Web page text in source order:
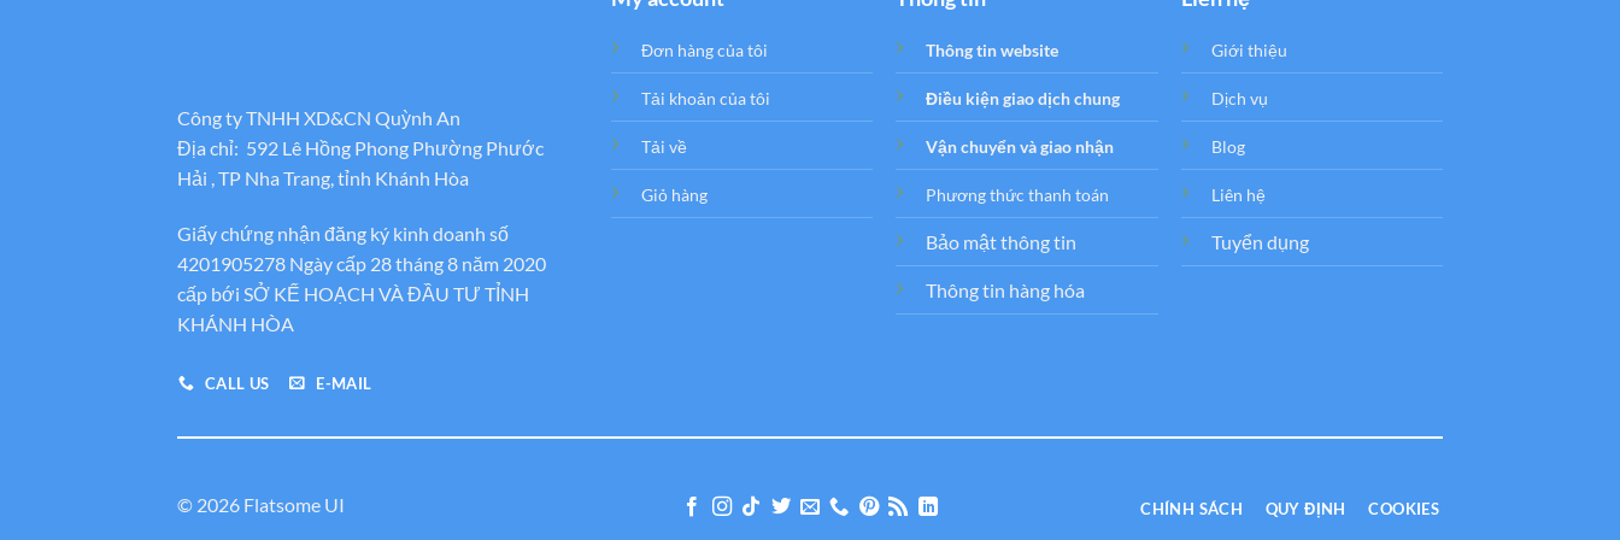
Công ty TNHH XD&CN Quỳnh An
Địa chỉ: 592 Lê Hồng Phong Phường Phước
Hải , TP Nha Trang, tỉnh Khánh Hòa
Giấy chứng nhận đăng ký kinh doanh số
4201905278 Ngày cấp 28 tháng 8 năm 2020
cấp bới SỞ KẾ HOẠCH VÀ ĐẦU TƯ TỈNH
KHÁNH HÒA
CALL US E-MAIL
Đơn hàng của tôi
Tải khoản của tôi
Tải về
Giỏ hàng
Thông tin website
Điều kiện giao dịch chung
Vận chuyển và giao nhận
Phương thức thanh toán
Bảo mật thông tin
Thông tin hàng hóa
Giới thiệu
Dịch vụ
Blog
Liên hệ
Tuyển dụng
© 2026 Flatsome UI CHÍNH SÁCH QUY ĐỊNH COOKIES